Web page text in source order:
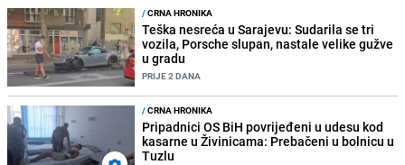
/CRNA HRONIKA
Teška nesreća u Sarajevu: Sudarila se tri
vozila, Porsche slupan, nastale velike gužve
u gradu
PRIJE 2 DANA
/CRNA HRONIKA
Pripadnici OS BiH povrijeđeni u udesu kod
kasarne u Živinicama: Prebačeni u bolnicu u
Tuzlu